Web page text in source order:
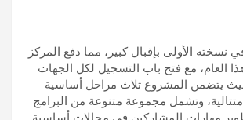
الأولى بإقبال كبير، مما دفع المركز
العام، مع فتح باب التسجيل لكل الجهات
يتضمن المشروع ثلاث مراحل أساسية
متتالية، وتشمل مجموعة متنوعة من البرامج